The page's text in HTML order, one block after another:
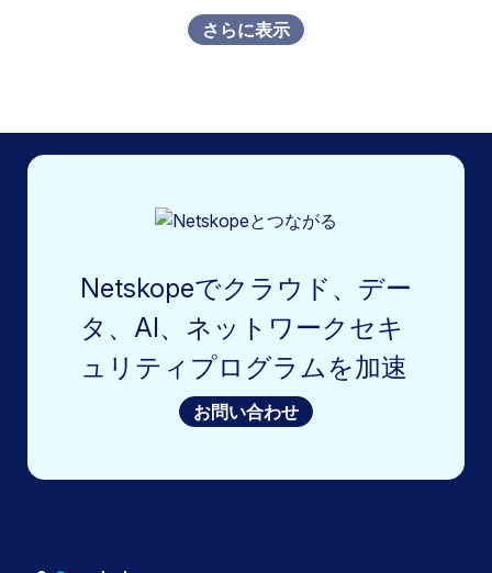
さらに表示
Netskopeでクラウド、デー
タ、AI、ネットワークセキ
ュリティプログラムを加速
お問い合わせ